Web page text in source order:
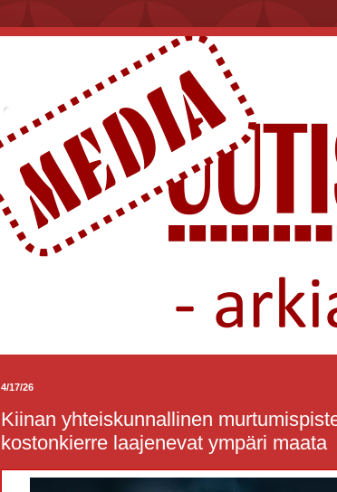
.
4/17/26
Kiinan yhteiskunnallinen
kostonkierre laajenevat ympäri maata